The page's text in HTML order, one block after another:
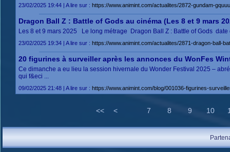
23/02/2025 19:44 | A lire sur : https://www.animint.com/actualites/2872-gundam-
Dragon Ball Z : Battle of Gods au cinéma (Les 8 et 9 mars
Les 8 et 9 mars 2025 Le long métrage Dragon Ball Z : Battle of Gods
23/02/2025 19:34 | A lire sur : https://www.animint.com/actualites/2871-dragon-ball-
20 figurines à surveiller après les annonces du WonFes
Ce dimanche a eu lieu la session hivernale du Wonder Festival 2025 –
qui f&eci ...
09/02/2025 21:48 | A lire sur : https://www.animint.com/blog/001036-figurines-
<< < 7 8 9 10